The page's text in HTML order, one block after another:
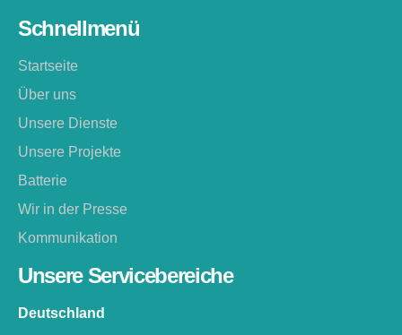
Schnellmenü
Startseite
Über uns
Unsere Dienste
Unsere Projekte
Batterie
Wir in der Presse
Kommunikation
Unsere Servicebereiche
Deutschland